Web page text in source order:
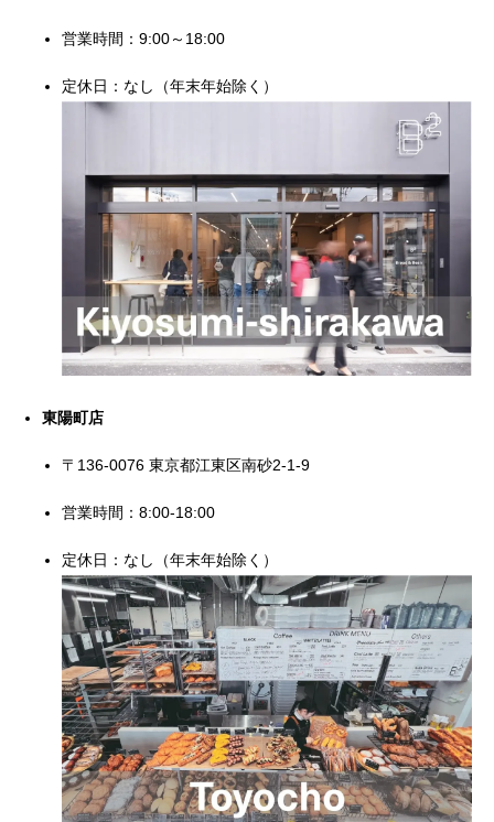
営業時間：9:00～18:00
定休日：なし（年末年始除く）
東陽町店
〒136-0076 東京都江東区南砂2-1-9
営業時間：8:00-18:00
定休日：なし（年末年始除く）